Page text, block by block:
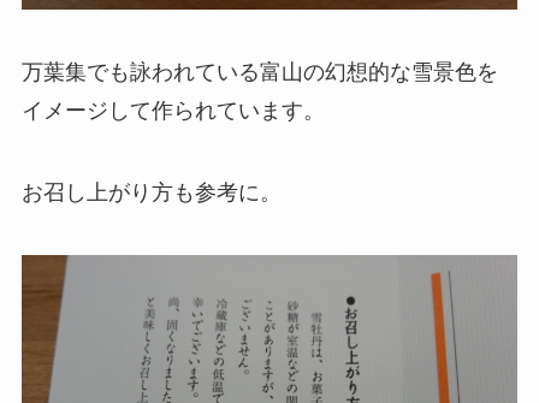
万葉集でも詠われている富山の幻想的な雪景色を
イメージして作られています。
お召し上がり方も参考に。